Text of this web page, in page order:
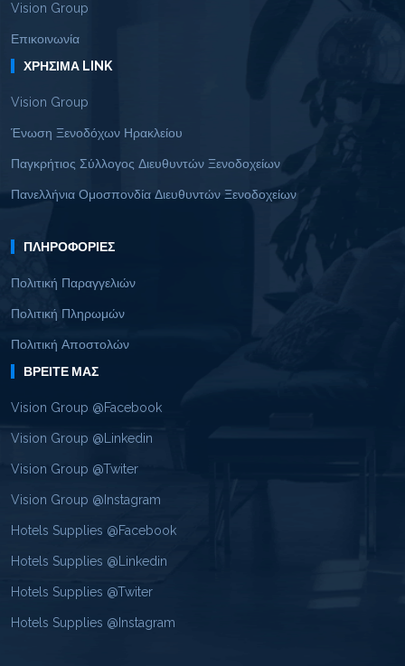
Vision Group
Επικοινωνία
ΧΡΉΣΙΜΑ LINK
Vision Group
Ένωση Ξενοδόχων Ηρακλείου
Παγκρήτιος Σύλλογος Διευθυντών Ξενοδοχείων
Πανελλήνια Ομοσπονδία Διευθυντών Ξενοδοχείων
ΠΛΗΡΟΦΟΡΊΕΣ
Πολιτική Παραγγελιών
Πολιτική Πληρωμών
Πολιτική Αποστολών
ΒΡΕΊΤΕ ΜΑΣ
Vision Group @Facebook
Vision Group @Linkedin
Vision Group @Twiter
Vision Group @Instagram
Hotels Supplies @Facebook
Hotels Supplies @Linkedin
Hotels Supplies @Twiter
Hotels Supplies @Instagram